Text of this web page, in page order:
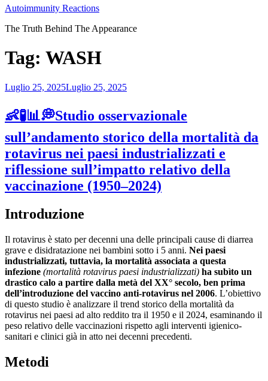
Autoimmunity Reactions
The Truth Behind The Appearance
Tag: WASH
Pubblicato
Luglio 25, 2025Luglio 25, 2025
👶🧪📊💭Studio osservazionale
sull’andamento storico della mortalità da
rotavirus nei paesi industrializzati e
riflessione sull’impatto relativo della
vaccinazione (1950–2024)
Introduzione
Il rotavirus è stato per decenni una delle principali cause di diarrea
grave e disidratazione nei bambini sotto i 5 anni. Nei paesi
industrializzati, tuttavia, la mortalità associata a questa
infezione (mortalità rotavirus paesi industrializzati) ha subìto un
drastico calo a partire dalla metà del XX° secolo, ben prima
dell’introduzione del vaccino anti-rotavirus nel 2006. L’obiettivo
di questo studio è analizzare il trend storico della mortalità da
rotavirus nei paesi ad alto reddito tra il 1950 e il 2024, esaminando il
peso relativo delle vaccinazioni rispetto agli interventi igienico-
sanitari e clinici già in atto nei decenni precedenti.
Metodi